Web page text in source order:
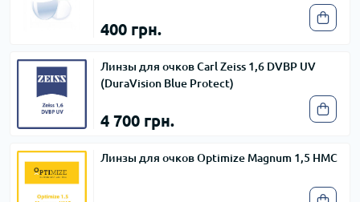
400 грн.
Линзы для очков Carl Zeiss 1,6 DVBP UV
(DuraVision Blue Protect)
4 700 грн.
Линзы для очков Optimize Magnum 1,5 HMC